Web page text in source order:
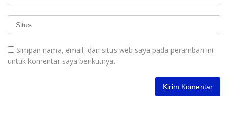
Simpan nama, email, dan situs web saya pada peramban ini
untuk komentar saya berikutnya.